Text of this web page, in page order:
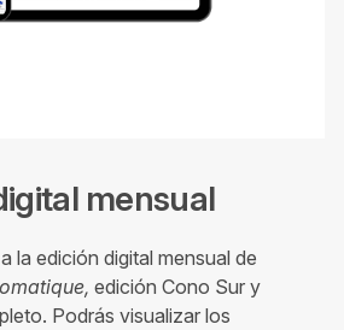
mensual
la edición digital mensual de
edición Cono Sur y
Podrás visualizar los